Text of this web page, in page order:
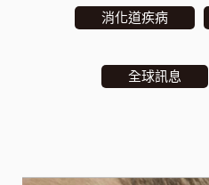
消化道疾病
全球訊息